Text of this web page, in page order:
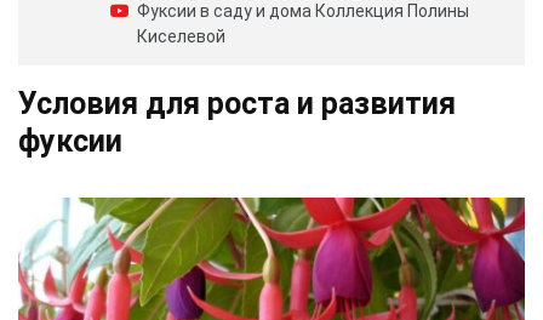
Фуксии в саду и дома Коллекция Полины
Киселевой
Условия для роста и развития
фуксии